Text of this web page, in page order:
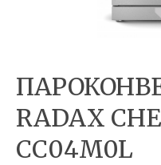
RADAX
CC04M0L